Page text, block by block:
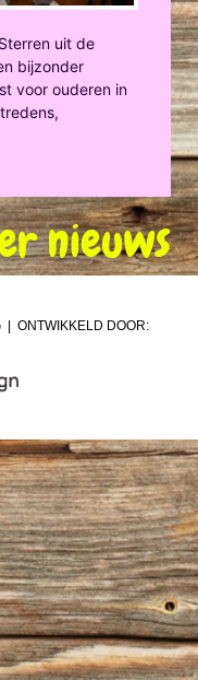
uit de
bijzonder
voor ouderen in
nieuws
| ONTWIKKELD DOOR: